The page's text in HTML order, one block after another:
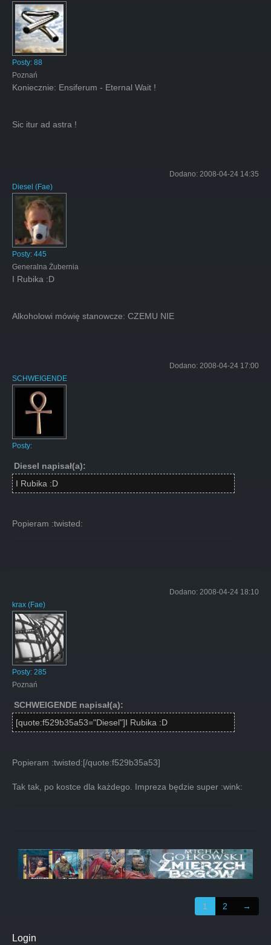
Posty: 88
Poznań
Koniecznie: Ensiferum - Eternal Wait !
Sic itur ad astra !
Dodano: 2008-04-24 14:35
Diesel (Fae)
Posty: 445
Generalna Żubernia
I Rubika :D
Alkoholowi mówię stanowcze: CZEMU NIE
Dodano: 2008-04-24 17:00
SCHWEIGENDE
Posty:
Diesel napisał(a):
I Rubika :D
Popieram :twisted:
Dodano: 2008-04-24 18:10
krax (Fae)
Posty: 285
Poznań
SCHWEIGENDE napisał(a):
[quote:f529b35a53="Diesel"]I Rubika :D
Popieram :twisted:[/quote:f529b35a53]
Tak tak, po kostce dla każdego. Impreza będzie super :wink:
1 2 →
Login